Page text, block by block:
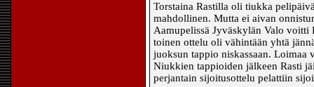
Torstaina Rastilla oli tiukka
mahdollinen. Mutta ei aivan
Aamupelissä Jyväskylän Valo voitti
toinen ottelu oli vähintään yhtä
juoksun tappio niskassaan.
Niukkien tappioiden jälkeen Rasti
perjantain sijoitusottelu pelattiin